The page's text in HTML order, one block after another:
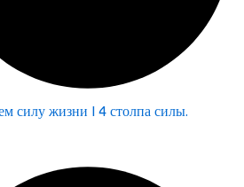
силу жизни | 4 столпа силы.